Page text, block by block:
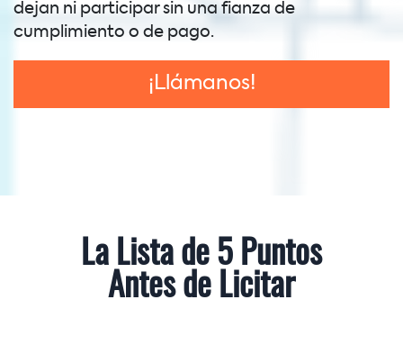
dejan ni participar sin una fianza de
cumplimiento o de pago.
¡Llámanos!
La Lista de 5 Puntos
Antes de Licitar